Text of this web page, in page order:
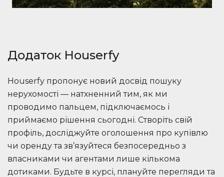
Додаток Houserfy
Houserfy пропонує новий досвід пошуку
нерухомості — натхненний тим, як ми
проводимо пальцем, підключаємось і
приймаємо рішення сьогодні. Створіть свій
профіль, досліджуйте оголошення про купівлю
чи оренду та зв’язуйтеся безпосередньо з
власниками чи агентами лише кількома
дотиками. Будьте в курсі, плануйте перегляди та